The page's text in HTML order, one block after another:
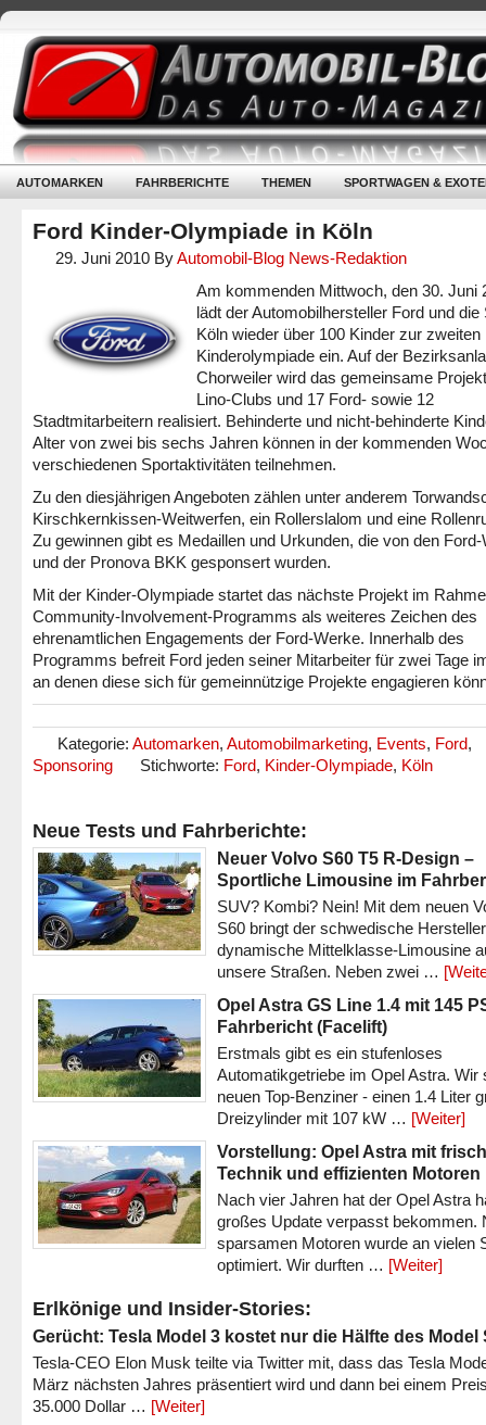
AUTOMARKEN FAHRBERICHTE THEMEN SPORTWAGEN &
Ford Kinder-Olympiade in Köln
29. Juni 2010 ByAutomobil-Blog News-Redaktion
Am kommenden Mittwoch, den 30. Juni
lädt der Automobilhersteller Ford und die
Köln wieder über 100 Kinder zur zweiten
Kinderolympiade ein. Auf der
Chorweiler wird das gemeinsame
Lino-Clubs und 17 Ford- sowie 12
Stadtmitarbeitern realisiert. Behinderte und nicht-behinderte
Alter von zwei bis sechs Jahren können in der kommenden
verschiedenen Sportaktivitäten teilnehmen.
Zu den diesjährigen Angeboten zählen unter anderem
Kirschkernkissen-Weitwerfen, ein Rollerslalom und eine
Zu gewinnen gibt es Medaillen und Urkunden, die von den
und der Pronova BKK gesponsert wurden.
Mit der Kinder-Olympiade startet das nächste Projekt im
Community-Involvement-Programms als weiteres Zeichen des
ehrenamtlichen Engagements der Ford-Werke. Innerhalb des
Programms befreit Ford jeden seiner Mitarbeiter für zwei Tage
an denen diese sich für gemeinnützige Projekte engagieren
Kategorie: Automarken, Automobilmarketing, Events, Ford,
Sponsoring
Stichworte: Ford, Kinder-Olympiade, Köln
Neue Tests und Fahrberichte:
Neuer Volvo S60 T5 R-Design –
Sportliche Limousine im
SUV? Kombi? Nein! Mit dem neuen
S60 bringt der schwedische
dynamische Mittelklasse-Limousine
unsere Straßen. Neben zwei …
Opel Astra GS Line 1.4 mit 145
Fahrbericht (Facelift)
Erstmals gibt es ein stufenloses
Automatikgetriebe im Opel Astra. Wir
neuen Top-Benziner - einen 1.4 Liter
Dreizylinder mit 107 kW … [Weiter]
Vorstellung: Opel Astra mit
Technik und effizienten Motoren
Nach vier Jahren hat der Opel Astra
großes Update verpasst bekommen.
sparsamen Motoren wurde an vielen
optimiert. Wir durften … [Weiter]
Erlkönige und Insider-Stories:
Gerücht: Tesla Model 3 kostet nur die Hälfte des Model
Tesla-CEO Elon Musk teilte via Twitter mit, dass das Tesla
März nächsten Jahres präsentiert wird und dann bei einem
35.000 Dollar … [Weiter]